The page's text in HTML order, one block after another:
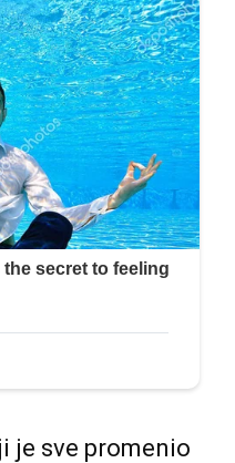
je sve promenio